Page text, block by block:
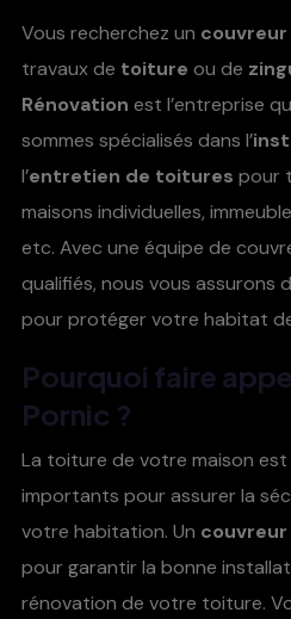
Vous recherchez un couvreur
travaux de toiture ou de
Rénovation est l’entreprise
sommes spécialisés dans l’
l’entretien de toitures pour
maisons individuelles,
etc. Avec une équipe de
qualifiés, nous vous assurons
pour protéger votre habitat
Pourquoi faire
Pornic ?
La toiture de votre maison est
importants pour assurer la
votre habitation. Un couvreur
pour garantir la bonne
rénovation de votre toiture.